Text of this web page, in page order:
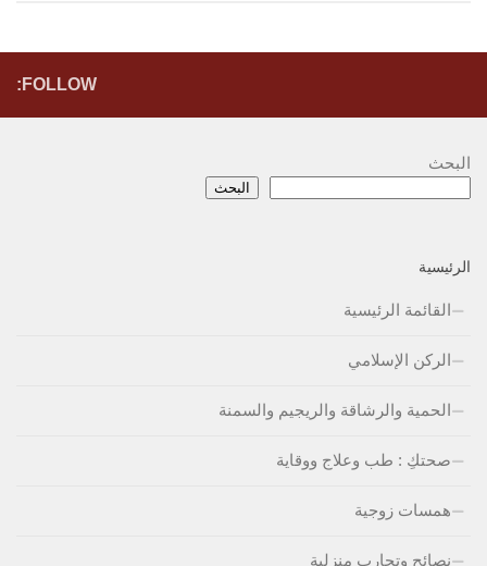
FOLLOW:
البحث
البحث
الرئيسية
القائمة الرئيسية
الركن الإسلامي
الحمية والرشاقة والريجيم والسمنة
صحتكِ : طب وعلاج ووقاية
همسات زوجية
نصائح وتجارب منزلية